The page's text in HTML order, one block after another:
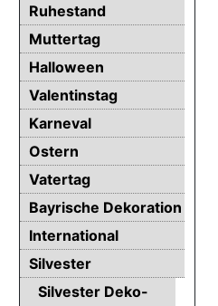
Ruhestand
Muttertag
Halloween
Valentinstag
Karneval
Ostern
Vatertag
Bayrische Dekoration
International
Silvester
Silvester Deko-